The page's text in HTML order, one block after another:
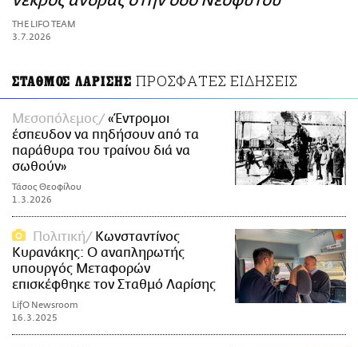
ΑΜΠΑ
PRINT
THE LIFO TEAM
3.7.2026
ΣΤΑΘΜΟΣ ΛΑΡΙΣΗΣ ΠΡΟΣΦΑΤΕΣ ΕΙΔΗΣΕΙΣ
Μεσοπόλεμος
«Έντρομοι
έσπευδον να πηδήσουν από τα
παράθυρα του τραίνου διά να
σωθούν»
Τάσος Θεοφίλου
1.3.2026
Πολιτική
Κωνσταντίνος
Κυρανάκης: Ο αναπληρωτής
υπουργός Μεταφορών
επισκέφθηκε τον Σταθμό Λαρίσης
LifO Newsroom
16.3.2025